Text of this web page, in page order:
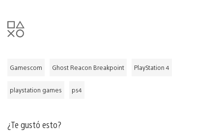
Gamescom Ghost Reacon Breakpoint PlayStation 4
playstation games ps4
¿Te gustó esto?